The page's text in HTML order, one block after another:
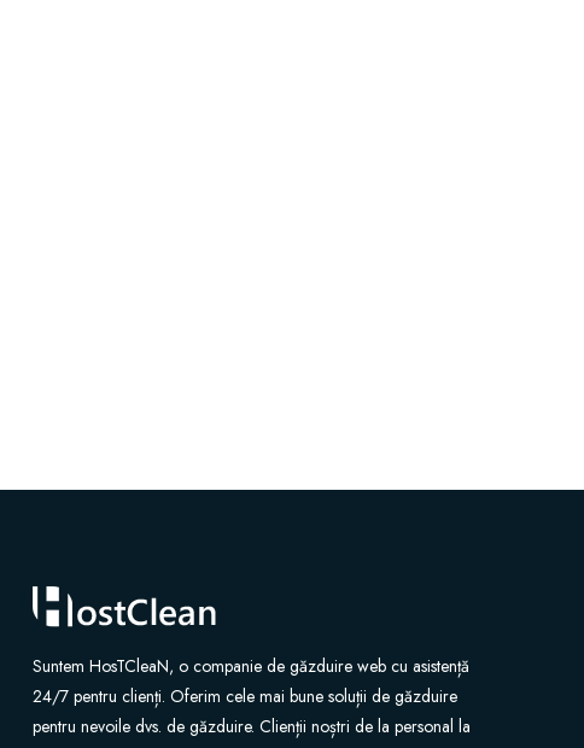
Suntem HosTCleaN, o companie de găzduire web cu asistență
24/7 pentru clienți. Oferim cele mai bune soluții de găzduire
pentru nevoile dvs. de găzduire. Clienții noștri de la personal la